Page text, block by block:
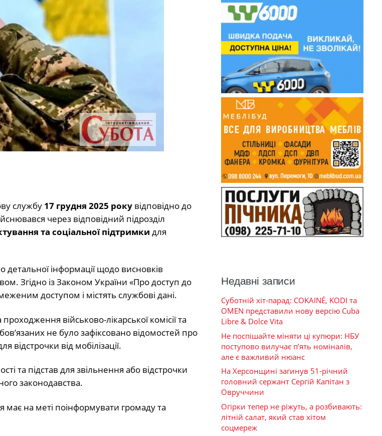
службу 17 грудня 2025 рокувідповідно до
через відповідний підрозділ
та соціальної підтримки для
детальної інформації щодо висновків
Згідно із Законом України «Про доступ до
доступом і містять службові дані.
військово-лікарської комісії та
не було зафіксовано відомостей про
відстрочки від мобілізації.
та підстав для звільнення або відстрочки
законодавства.
на меті поінформувати громаду та
Недавні записи
Суботній хіт-парад: COKAINÉ, KODI та
OMEN представили нову версію Cuba
Libre & Dolce Vita
Не поспішайте міняти ці купюри: НБУ
поступово вилучає п’ять номіналів,
але є важливий нюанс
На Херсонщині загинув 51-річний
головний сержант Сергій Капітан з
Овруччини
Огірки тепер не ріжуть, а розбивають:
літній салат, який став хітом
соцмереж